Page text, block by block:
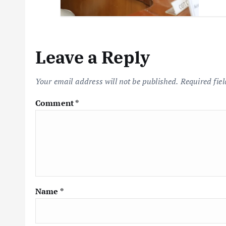
Leave a Reply
Your email address will not be published. Required
Comment*
Name *